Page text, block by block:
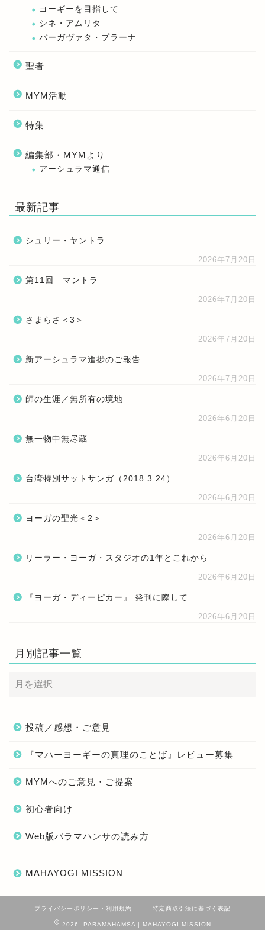
ヨーギーを目指して
シネ・アムリタ
バーガヴァタ・プラーナ
聖者
MYM活動
特集
編集部・MYMより
アーシュラマ通信
最新記事
シュリー・ヤントラ
2026年7月20日
第11回 マントラ
2026年7月20日
さまらさ＜3＞
2026年7月20日
新アーシュラマ進捗のご報告
2026年7月20日
師の生涯／無所有の境地
2026年6月20日
無一物中無尽蔵
2026年6月20日
台湾特別サットサンガ（2018.3.24）
2026年6月20日
ヨーガの聖光＜2＞
2026年6月20日
リーラー・ヨーガ・スタジオの1年とこれから
2026年6月20日
『ヨーガ・ディーピカー』 発刊に際して
2026年6月20日
月別記事一覧
投稿／感想・ご意見
『マハーヨーギーの真理のことば』レビュー募集
MYMへのご意見・ご提案
初心者向け
Web版パラマハンサの読み方
MAHAYOGI MISSION
プライバシーポリシー・利用規約 特定商取引法に基づく表記
2026 PARAMAHAMSA | MAHAYOGI MISSION